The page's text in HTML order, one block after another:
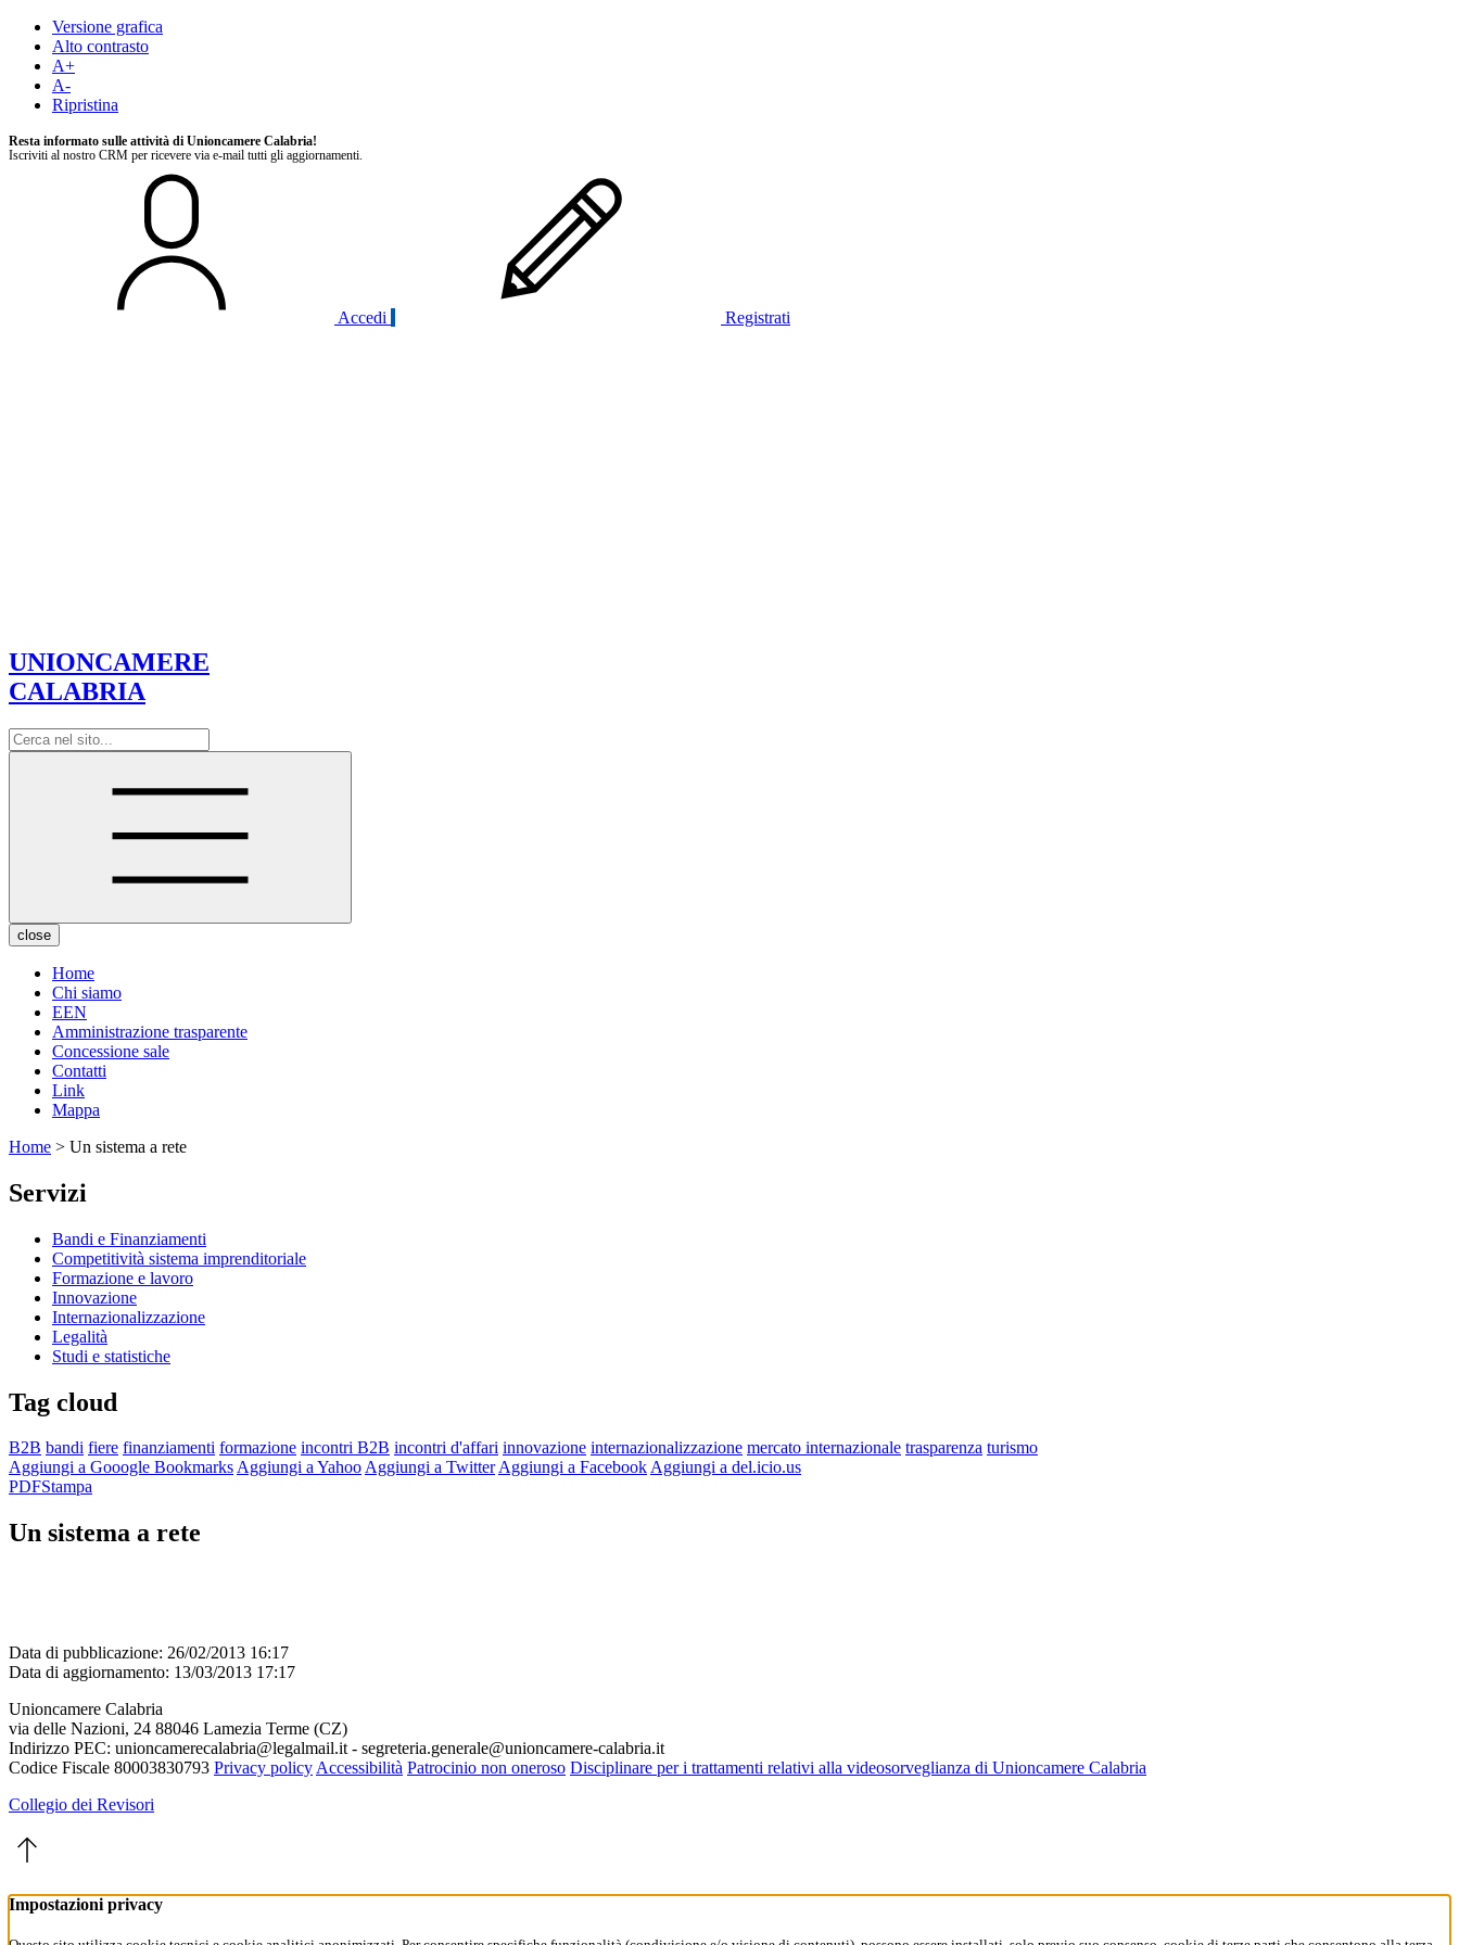
Versione grafica
Alto contrasto
A+
A-
Ripristina
Resta informato sulle attività di Unioncamere Calabria!
Iscriviti al nostro CRM per ricevere via e-mail tutti gli aggiornamenti.
Accedi Registrati
UNIONCAMERE
CALABRIA
close
Home
Chi siamo
EEN
Amministrazione trasparente
Concessione sale
Contatti
Link
Mappa
Home > Un sistema a rete
Servizi
Bandi e Finanziamenti
Competitività sistema imprenditoriale
Formazione e lavoro
Innovazione
Internazionalizzazione
Legalità
Studi e statistiche
Tag cloud
B2B bandi fiere finanziamenti formazione incontri B2B incontri d'affari innovazione internazionalizzazione mercato internazionale trasparenza turismo
Aggiungi a Gooogle BookmarksAggiungi a YahooAggiungi a TwitterAggiungi a FacebookAggiungi a del.icio.us
PDFStampa
Un sistema a rete
Data di pubblicazione: 26/02/2013 16:17
Data di aggiornamento: 13/03/2013 17:17
Unioncamere Calabria
via delle Nazioni, 24 88046 Lamezia Terme (CZ)
Indirizzo PEC: unioncamerecalabria@legalmail.it - segreteria.generale@unioncamere-calabria.it
Codice Fiscale 80003830793 Privacy policy Accessibilità Patrocinio non oneroso Disciplinare per i trattamenti relativi alla videosorveglianza di Unioncamere Calabria
Collegio dei Revisori
Impostazioni privacy